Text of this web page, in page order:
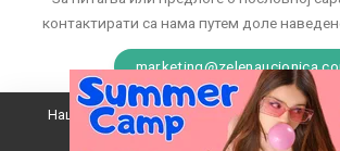
контактирати са нама путем доле
Наш вебсајт користи колачиће да побољша